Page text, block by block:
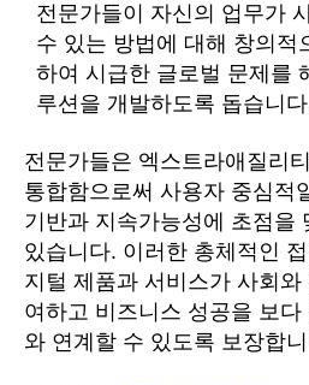
전문가들이 자신의 업무가
수 있는 방법에 대해 창의적
하여 시급한 글로벌 문제를
루션을 개발하도록 돕습니
전문가들은 엑스트라애질리
통합함으로써 사용자 중심적
기반과 지속가능성에 초점을
있습니다. 이러한 총체적인
지털 제품과 서비스가 사회
여하고 비즈니스 성공을 보
와 연계할 수 있도록 보장합